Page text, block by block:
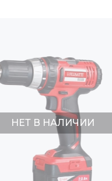
НЕТ В НАЛИЧИИ